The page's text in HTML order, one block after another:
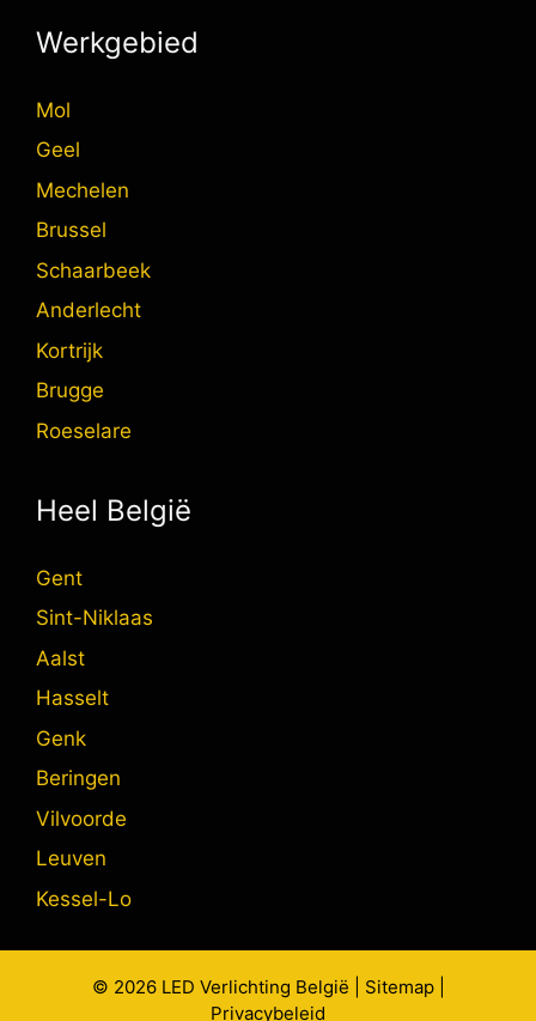
Werkgebied
Mol
Geel
Mechelen
Brussel
Schaarbeek
Anderlecht
Kortrijk
Brugge
Roeselare
Heel België
Gent
Sint-Niklaas
Aalst
Hasselt
Genk
Beringen
Vilvoorde
Leuven
Kessel-Lo
© 2026 LED Verlichting België | Sitemap|
Privacybeleid